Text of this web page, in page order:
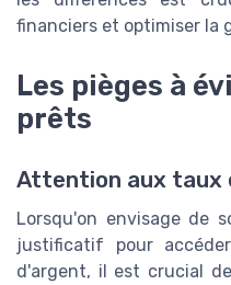
financiers et optimiser la
Les pièges à
prêts
Attention aux taux
Lorsqu'on envisage de
justificatif pour
d'argent, il est crucial